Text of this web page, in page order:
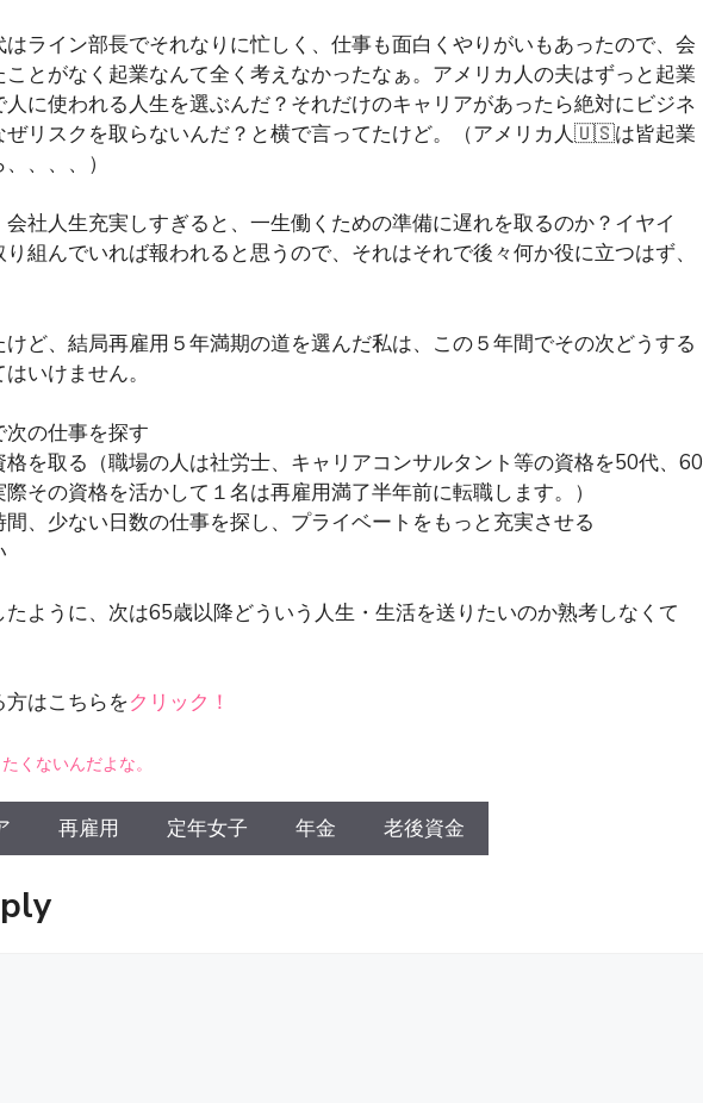
ライン部長でそれなりに忙しく、仕事も面白くやりがいもあったので、会
とがなく起業なんて全く考えなかったなぁ。アメリカ人の夫はずっと起業
人に使われる人生を選ぶんだ？それだけのキャリアがあったら絶対にビジネ
ぜリスクを取らないんだ？と横で言ってたけど。（アメリカ人🇺🇸は皆起業
、、、）
社人生充実しすぎると、一生働くための準備に遅れを取るのか？イヤイ
組んでいれば報われると思うので、それはそれで後々何か役に立つはず、
ど、結局再雇用５年満期の道を選んだ私は、この５年間でその次どうする
いけません。
の仕事を探す
格を取る（職場の人は社労士、キャリアコンサルタント等の資格を50代、60
その資格を活かして１名は再雇用満了半年前に転職します。）
、少ない日数の仕事を探し、プライベートをもっと充実させる
ように、次は65歳以降どういう人生・生活を送りたいのか熟考しなくて
方はこちらをクリック！
くないんだよな。
再雇用 定年女子 年金 老後資金